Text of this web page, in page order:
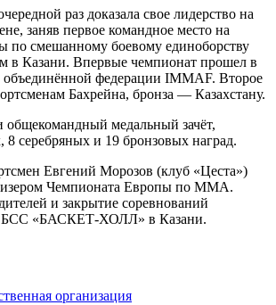
раз доказала свое лидерство на
заняв первое командное место на
по смешанному боевому единоборству
Казани. Впервые чемпионат прошел в
объединённой федерации IMMAF. Второе
Бахрейна, бронза — Казахстану.
общекомандный медальный зачёт,
8 серебряных и 19 бронзовых наград.
Евгений Морозов (клуб «Цеста»)
Чемпионата Европы по ММА.
и закрытие соревнований
в БСС «БАСКЕТ-ХОЛЛ» в Казани.
организация